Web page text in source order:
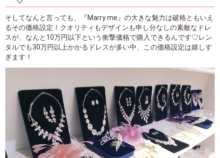
そしてなんと言っても、『Marry me』の大きな魅力は破格ともいえ
るその価格設定！クオリティもデザインも申し分なしの素敵なドレ
スが、なんと10万円以下という衝撃価格で購入できるんです♡レン
タルでも30万円以上かかるドレスが多い中、この価格設定は嬉しす
ぎます！